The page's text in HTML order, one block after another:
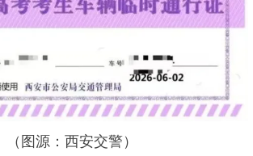
（图源：西安交警）